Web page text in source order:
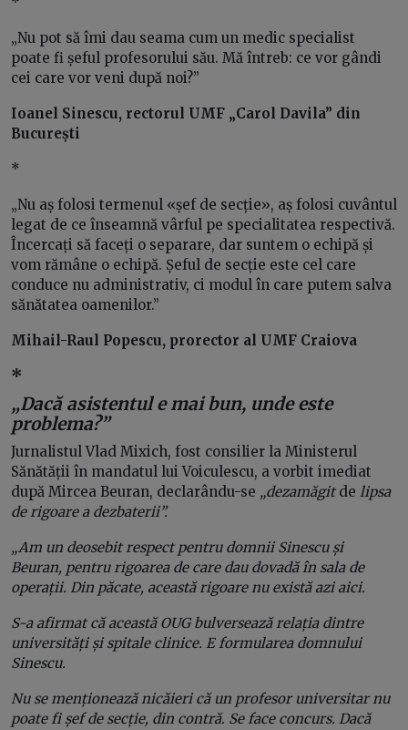
„Nu pot să îmi dau seama cum un medic specialist
poate fi șeful profesorului său. Mă întreb: ce vor gândi
cei care vor veni după noi?”
Ioanel Sinescu, rectorul UMF „Carol Davila” din
București
*
„Nu aș folosi termenul «șef de secție», aș folosi cuvântul
legat de ce înseamnă vârful pe specialitatea respectivă.
Încercați să faceți o separare, dar suntem o echipă și
vom rămâne o echipă. Șeful de secție este cel care
conduce nu administrativ, ci modul în care putem salva
sănătatea oamenilor.”
Mihail-Raul Popescu, prorector al UMF Craiova
*
„Dacă asistentul e mai bun, unde este
problema?”
Jurnalistul Vlad Mixich, fost consilier la Ministerul
Sănătății în mandatul lui Voiculescu, a vorbit imediat
după Mircea Beuran, declarându-se „dezamăgitde lipsa
de rigoare a dezbaterii”.
„Am un deosebit respect pentru domnii Sinescu și
Beuran, pentru rigoarea de care dau dovadă în sala de
operații. Din păcate, această rigoare nu există azi aici.
S-a afirmat că această OUG bulversează relația dintre
universități și spitale clinice. E formularea domnului
Sinescu.
Nu se menționează nicăieri că un profesor universitar nu
poate fi șef de secție, din contră. Se face concurs. Dacă